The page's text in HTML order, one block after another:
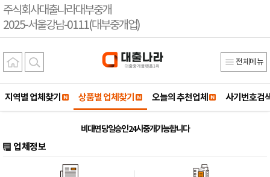
주식회사대출나라대부중개
2025-서울강남-0111(대부중개업)
전체메뉴
지역별 업체찾기 상품별 업체찾기 오늘의 추천업체 사기번호검
비대면 당일승인 24시 중개가능합니다
업체정보